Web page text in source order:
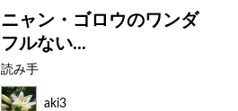
ニャン・ゴロウのワンダ
フルない...
読み手
aki3